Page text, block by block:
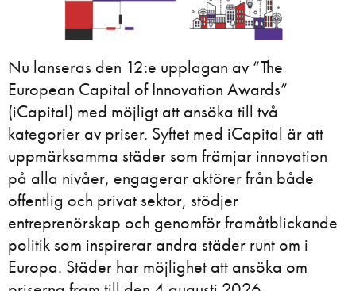
Nu lanseras den 12:e upplagan av “The
European Capital of Innovation Awards”
(iCapital) med möjligt att ansöka till två
kategorier av priser. Syftet med iCapital är att
uppmärksamma städer som främjar innovation
på alla nivåer, engagerar aktörer från både
offentlig och privat sektor, stödjer
entreprenörskap och genomför framåtblickande
politik som inspirerar andra städer runt om i
Europa. Städer har möjlighet att ansöka om